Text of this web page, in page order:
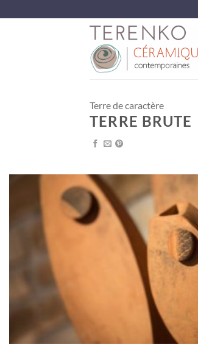
au
Terre de caractère
TERRE BRUTE